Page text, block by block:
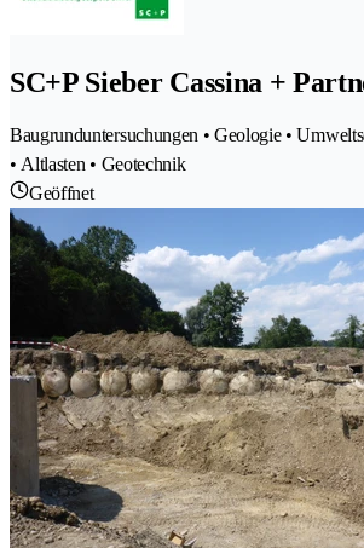
SC+P Sieber Cassina +
Baugrunduntersuchungen • Geologie •
• Altlasten • Geotechnik
Geöffnet